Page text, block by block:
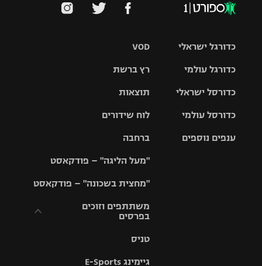
VOD
רץ ברשת
תוצאות
לוח שידורים
ברחבה
"מעל הליגה" – פודקאסט
"מחצית בשכונה" – פודקאסט
משתתפים וזוכים
בפרסים
וזוכים בפרסים
טניס
גיימינג E-Sports
כדורגל ישראלי
גביע הטוטו
כדורגל עולמי
האלופות
ליגה
כדורסל ישראלי
סל
כדורסל עולמי
ענפים נוספים